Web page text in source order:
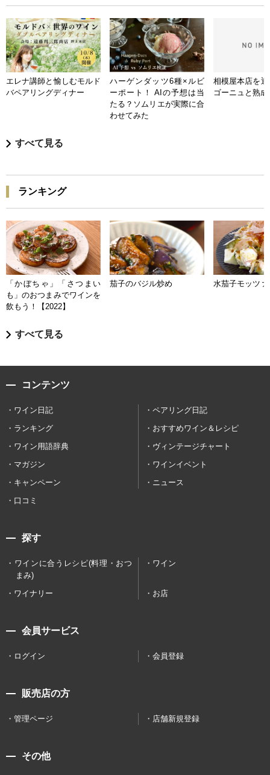
エレナ講師と愉しむモルド
バペアリングディナー
ハーゲンダッツ6種×ルビ
ーポート！ AIの予想は当
たる？ソムリエが実際に合
わせてみた
相模屋本店を
ゴーニュと熟
すべて見る
ランキング
「かぼちゃ」「さつまい
も」のおつまみでワインを
飲もう！【2022】
茄子のバジル炒め 水茄子モッツァ
すべて見る
コンテンツ
ワイン日記
ペアリング日記
ランキング
おすすめワイン＆レシピ
ワイン用語辞典
ヴィンテージチャート
マガジン
ワインイベント
キャンペーン
ニュース
口コミ
探す
ワインに合うレシピ(料理・おつ
まみ)
ワイン
ワイナリー お店
会員サービス
ログイン 会員登録
販売店の方
管理ページ 店舗新規登録
その他